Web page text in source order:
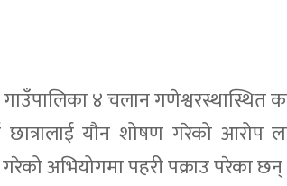
४ चलान गणेश्वरस्थास्थित
छात्रालाई यौन शोषण गरेको
अभियोगमा पहरी पक्राउ परेका छन्